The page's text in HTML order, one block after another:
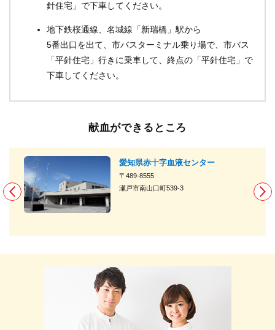
針住宅」で下車してください。
地下鉄桜通線、名城線「新瑞橋」駅から
5番出口を出て、市バスターミナル乗り場で、市バス
「平針住宅」行きに乗車して、終点の「平針住宅」で
下車してください。
献血ができるところ
愛知県赤十字血液センター
〒489-8555
瀬戸市南山口町539-3